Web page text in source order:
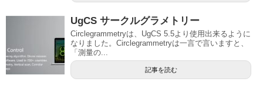
UgCS サークルグラメトリー
Circlegrammetryは、UgCS 5.5より使用出来るように
なりました。Circlegrammetryは一言で言いますと、
「測量の...
記事を読む